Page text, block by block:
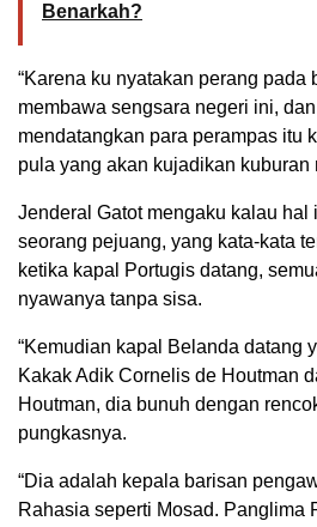
Benarkah?
“Karena ku nyatakan perang pada
membawa sengsara negeri ini,
mendatangkan para perampas itu
pula yang akan kujadikan kuburan
Jenderal Gatot mengaku kalau hal
seorang pejuang, yang kata-kata
ketika kapal Portugis datang,
nyawanya tanpa sisa.
“Kemudian kapal Belanda datang
Kakak Adik Cornelis de Houtman
Houtman, dia bunuh dengan
pungkasnya.
“Dia adalah kepala barisan
Rahasia seperti Mosad. Panglima